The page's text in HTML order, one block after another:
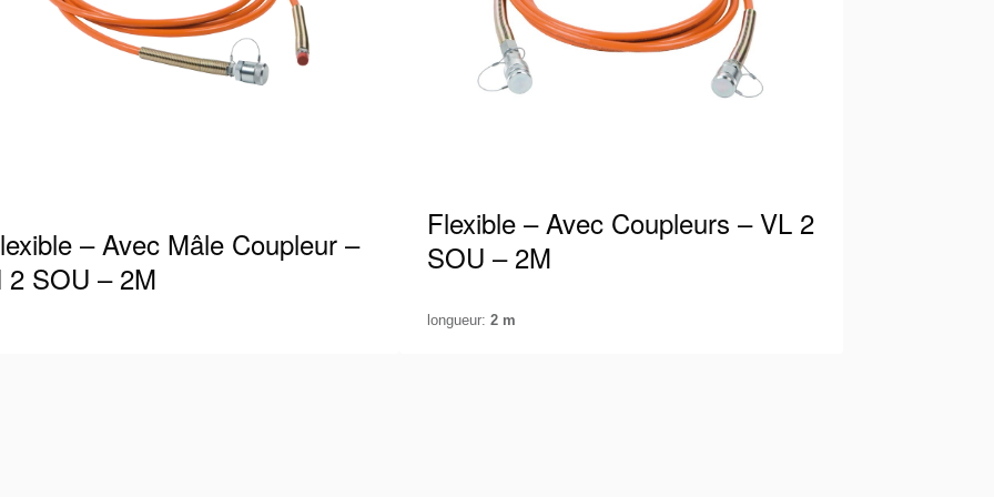
– Avec Mâle Coupleur –
2 SOU – 2M
Flexible – Avec Coupleurs – VL 2
SOU – 2M
longueur: 2 m